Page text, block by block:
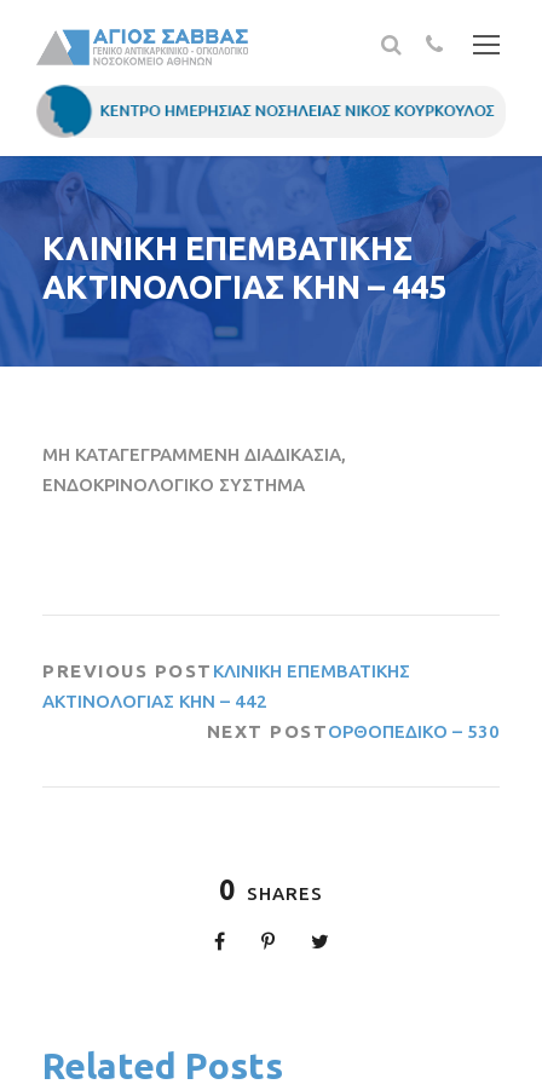
ΚΛΙΝΙΚΗ ΕΠΕΜΒΑΤΙΚΗΣ
ΑΚΤΙΝΟΛΟΓΙΑΣ ΚΗΝ – 445
ΜΗ ΚΑΤΑΓΕΓΡΑΜΜΕΝΗ ΔΙΑΔΙΚΑΣΙΑ,
ΕΝΔΟΚΡΙΝΟΛΟΓΙΚΟ ΣΥΣΤΗΜΑ
PREVIOUS POST ΚΛΙΝΙΚΗ ΕΠΕΜΒΑΤΙΚΗΣ
ΑΚΤΙΝΟΛΟΓΙΑΣ ΚΗΝ – 442
NEXT POSTΟΡΘΟΠΕΔΙΚΟ – 530
0 SHARES
Related Posts